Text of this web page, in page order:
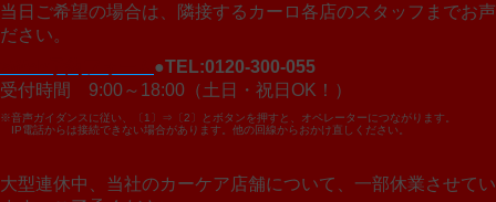
当日ご希望の場合は、隣接するカーロ各店のスタッフまでお
ださい。
●TEL:0120-300-055
受付時間 9:00～18:00（土日・祝日OK！）
※音声ガイダンスに従い、〔1〕⇒〔2〕とボタンを押すと、オペレーターにつながります。
IP電話からは接続できない場合があります。他の回線からおかけ直しください。
大型連休中、当社のカーケア店舗について、一部休業させて